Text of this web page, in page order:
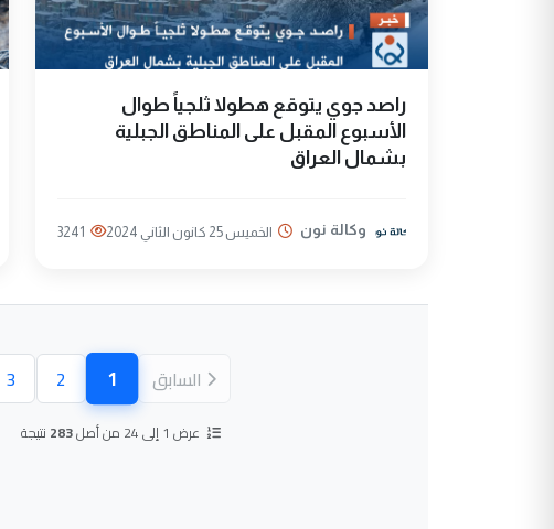
راصد جوي يتوقع هطولا ثلجياً طوال
الأسبوع المقبل على المناطق الجبلية
بشمال العراق
وكالة نون الخميس 25 كانون الثاني 2024 3241
السابق 1(الصفحة2
3
عرض 1 إلى 24 من أصل 283 نتيجة